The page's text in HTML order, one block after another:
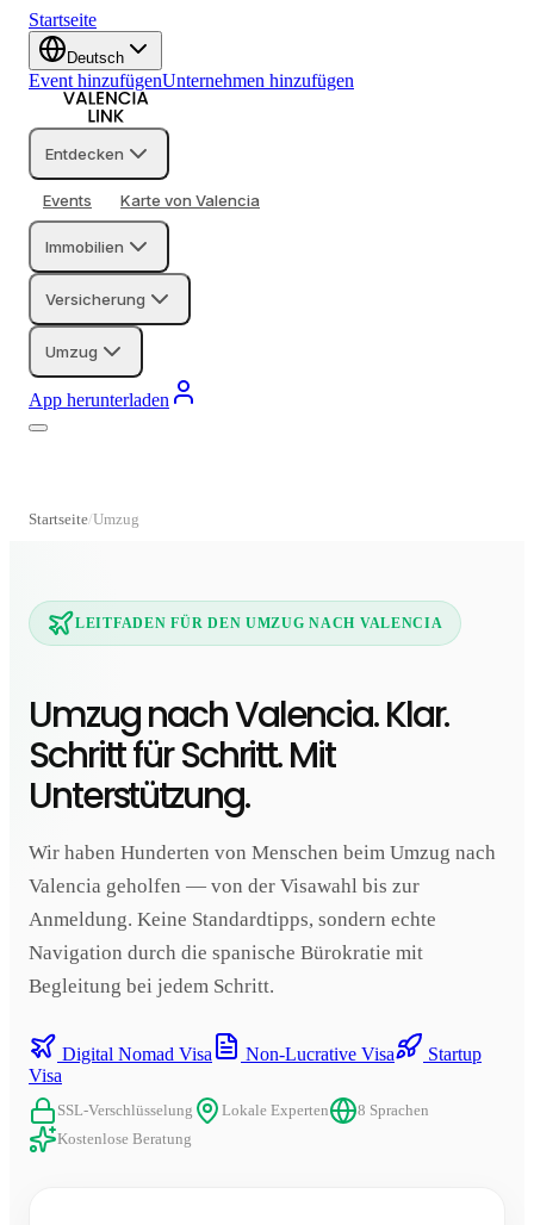
Startseite
Deutsch
Event hinzufügenUnternehmen hinzufügen
Entdecken
Events Karte von Valencia
Immobilien
Versicherung
Umzug
App herunterladen
Startseite Umzug
LEITFADEN FÜR DEN UMZUG NACH VALENCIA
Umzug nach Valencia. Klar.
Schritt für Schritt. Mit
Unterstützung.
Wir haben Hunderten von Menschen beim Umzug nach
Valencia geholfen — von der Visawahl bis zur
Anmeldung. Keine Standardtipps, sondern echte
Navigation durch die spanische Bürokratie mit
Begleitung bei jedem Schritt.
Digital Nomad Visa Non-Lucrative Visa
Startup
Visa
SSL-Verschlüsselung Lokale Experten
8 Sprachen
Kostenlose Beratung